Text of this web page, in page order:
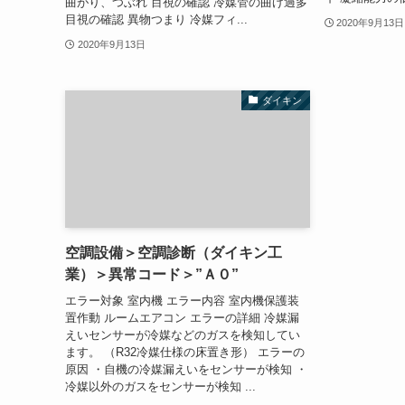
目視の確認 異物つまり 冷媒フィ...
2020年9月13日
2020年9月13日
ダイキン
空調設備＞空調診断（ダイキン工
業）＞異常コード＞”Ａ０”
エラー対象 室内機 エラー内容 室内機保護装
置作動 ルームエアコン エラーの詳細 冷媒漏
えいセンサーが冷媒などのガスを検知してい
ます。 （R32冷媒仕様の床置き形） エラーの
原因 ・自機の冷媒漏えいをセンサーが検知 ・
冷媒以外のガスをセンサーが検知 ...